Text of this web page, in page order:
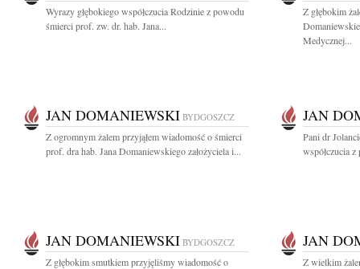
Wyrazy głębokiego współczucia Rodzinie z powodu
śmierci prof. zw. dr. hab. Jana...
Z głębokim
Medycznej...
JAN DOMANIEWSKI BYDGOSZCZ
Z ogromnym żalem przyjąłem wiadomość o śmierci
prof. dra hab. Jana Domaniewskiego założyciela i...
JAN
Pani dr
współczucia
JAN DOMANIEWSKI BYDGOSZCZ
Z głębokim smutkiem przyjęliśmy wiadomość o
JAN
Z wielkim